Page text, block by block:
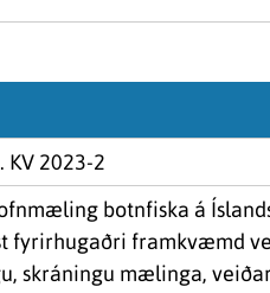
2023-2
botnfiska á
framkvæmd
skráningu mælinga,